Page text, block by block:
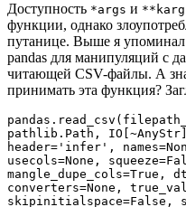
Доступность *args и
функции, однако
путанице. Выше я упоминал
pandas для манипуляций с
читающей CSV-файлы. А
принимать эта функция?
pathlib.Path,
header='infer',
usecols=None,
mangle_dupe_cols=True,
converters=None,
skipinitialspace=False,